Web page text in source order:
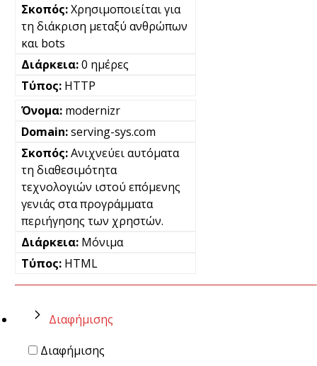
Χρησιμοποιείται για
τη διάκριση μεταξύ ανθρώπων
και bots
0 ημέρες
HTTP
modernizr
serving-sys.com
Ανιχνεύει αυτόματα
τη διαθεσιμότητα
τεχνολογιών ιστού επόμενης
γενιάς στα προγράμματα
περιήγησης των χρηστών.
Μόνιμα
HTML
Διαφήμισης
Διαφήμισης